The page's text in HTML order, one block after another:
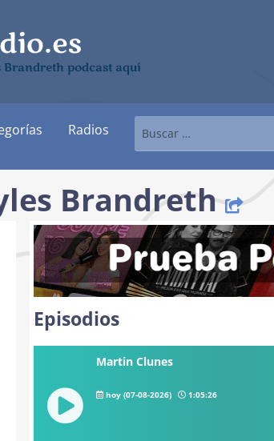
Brandreth podcast aquí
Radios
Brandreth
Episodios
Martin Clunes
hoy (07-08-2026) 1:05:26